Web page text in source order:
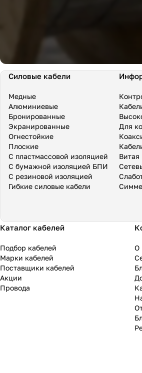
Силовые кабели
Медные
Алюминиевые
Бронированные
Экранированные
Огнестойкие
Плоские
С пластмассовой изоляцией
С бумажной изоляцией БПИ
С резиновой изоляцией
Гибкие силовые кабели
Для
Витая
Каталог кабелей
Подбор кабелей
Марки кабелей
Поставщики кабелей
Акции
Провода
О